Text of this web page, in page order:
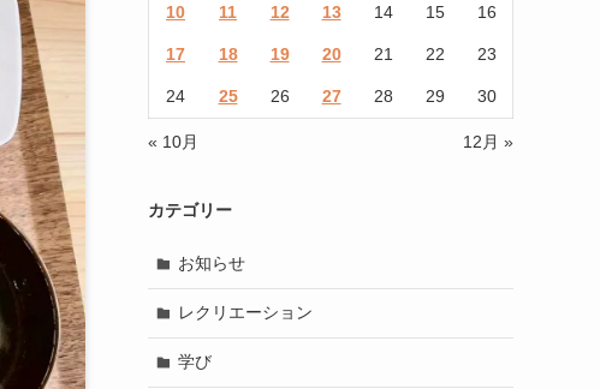
10 11 12 13 14 15 16
17 18 19 20 21 22 23
24 25 26 27 28 29 30
« 10月 12月 »
カテゴリー
お知らせ
レクリエーション
学び